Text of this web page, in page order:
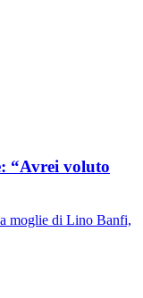
“Avrei voluto
moglie di Lino Banfi,